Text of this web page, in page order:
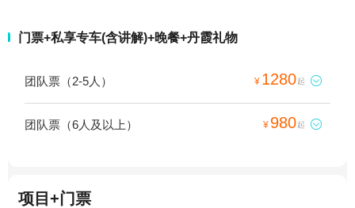
门票+私享专车(含讲解)+晚餐+丹霞礼物
团队票（2-5人） ¥ 1280起 
团队票（6人及以上） ¥ 980起 
项目+门票